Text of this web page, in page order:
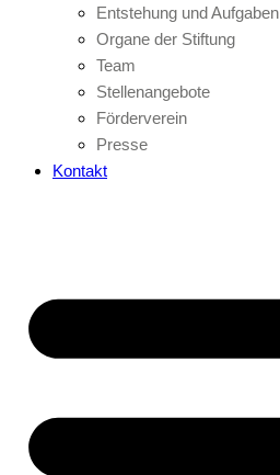
Entstehung und Aufgaben
Organe der Stiftung
Team
Stellenangebote
Förderverein
Presse
Kontakt